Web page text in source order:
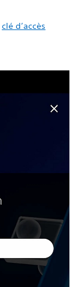
clé d’accès